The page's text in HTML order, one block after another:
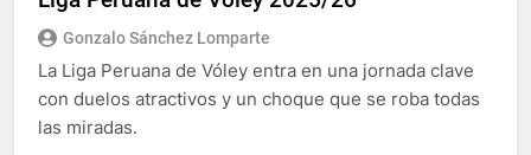
Gonzalo Sánchez Lomparte
La Liga Peruana de Vóley entra en una jornada clave
con duelos atractivos y un choque que se roba todas
las miradas.